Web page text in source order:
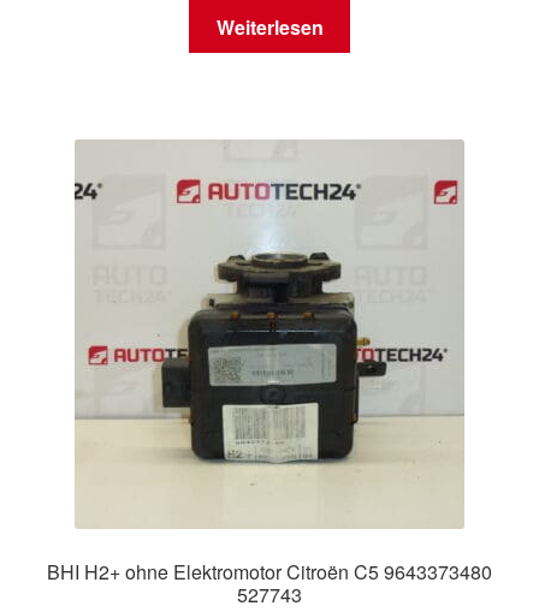
Weiterlesen
BHI H2+ ohne Elektromotor Citroën C5 9643373480
527743